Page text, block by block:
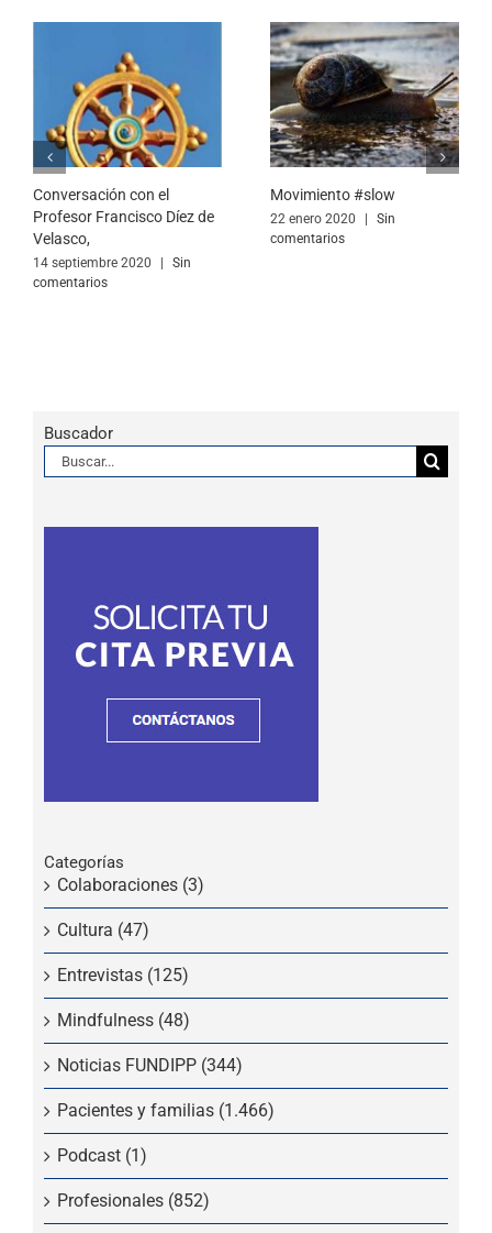
Conversación con el
Profesor Francisco Díez de
Velasco,
14 septiembre 2020 |
Sin
comentarios
Movimiento #slow
22 enero 2020 |
Sin
comentarios
Buscador
Buscar:
Categorías
Colaboraciones (3)
Cultura (47)
Entrevistas (125)
Mindfulness (48)
Noticias FUNDIPP (344)
Pacientes y familias (1.466)
Podcast (1)
Profesionales (852)